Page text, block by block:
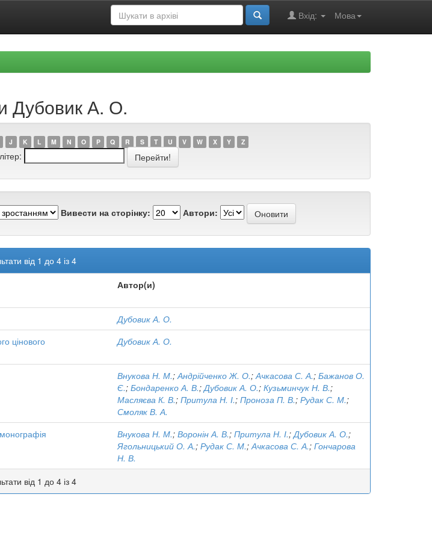
Мова
Вхід:
Дубовик А. О.
J K L M N O P Q R S T U V W X Y Z
Вивести на сторінку: Автори:
від 1 до 4 із 4
Автор(и)
Дубовик А. О.
цінового
Дубовик А. О.
Внукова Н. М.;Андрійченко Ж. О.;Ачкасова С. А.; Бажанов О.
Є.; Бондаренко А. В.;Дубовик А. О.; Кузьминчук Н. В.;
Масляєва К. В.; Притула Н. І.; Проноза П. В.; Рудак С. М.;
Смоляк В. А.
Внукова Н. М.; Воронін А. В.; Притула Н. І.;Дубовик А. О.;
Ягольницький О. А.; Рудак С. М.;Ачкасова С. А.; Гончарова
Н. В.
від 1 до 4 із 4